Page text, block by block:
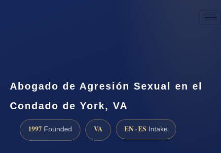
Abogado de Agresión Sexual en el
Condado de York, VA
1997 Founded VA EN · ES Intake